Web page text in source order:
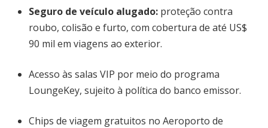
Seguro de veículo alugado: proteção contra
roubo, colisão e furto, com cobertura de até US$
90 mil em viagens ao exterior.
Acesso às salas VIP por meio do programa
LoungeKey, sujeito à política do banco emissor.
Chips de viagem gratuitos no Aeroporto de